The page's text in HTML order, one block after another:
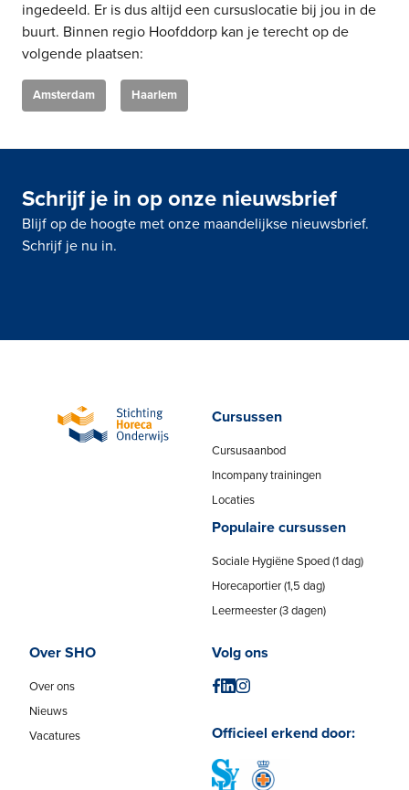
ingedeeld. Er is dus altijd een cursuslocatie bij jou in de
buurt. Binnen regio Hoofddorp kan je terecht op de
volgende plaatsen:
Amsterdam Haarlem
Schrijf je in op onze nieuwsbrief
Blijf op de hoogte met onze maandelijkse nieuwsbrief.
Schrijf je nu in.
Cursussen
Cursusaanbod
Incompany trainingen
Locaties
Populaire cursussen
Sociale Hygiëne Spoed (1 dag)
Horecaportier (1,5 dag)
Leermeester (3 dagen)
Over SHO
Over ons
Nieuws
Vacatures
Volg ons
Officieel erkend door: